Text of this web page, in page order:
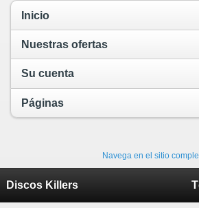
Inicio
Nuestras ofertas
Su cuenta
Páginas
Navega en el sitio
Discos Killers